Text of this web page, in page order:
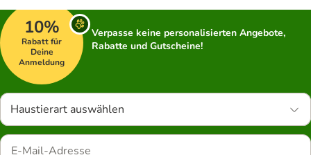
10%
Rabatt für
Deine
Anmeldung
Verpasse keine personalisierten Angebote,
Rabatte und Gutscheine!
Haustierart auswählen